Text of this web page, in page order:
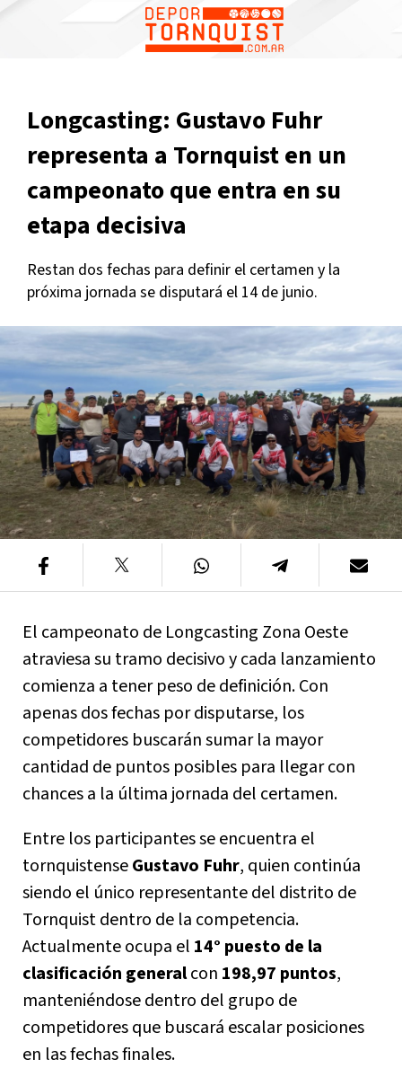
Longcasting: Gustavo Fuhr
representa a Tornquist en un
campeonato que entra en su
etapa decisiva
Restan dos fechas para definir el certamen y la
próxima jornada se disputará el 14 de junio.
El campeonato de Longcasting Zona Oeste
atraviesa su tramo decisivo y cada lanzamiento
comienza a tener peso de definición. Con
apenas dos fechas por disputarse, los
competidores buscarán sumar la mayor
cantidad de puntos posibles para llegar con
chances a la última jornada del certamen.
Entre los participantes se encuentra el
tornquistenseGustavo Fuhr, quien continúa
siendo el único representante del distrito de
Tornquist dentro de la competencia.
Actualmente ocupa el 14° puesto de la
clasificación generalcon 198,97 puntos,
manteniéndose dentro del grupo de
competidores que buscará escalar posiciones
en las fechas finales.